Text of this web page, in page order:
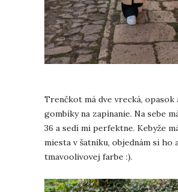
Trenčkot má dve vrecká, opasok
gombíky na zapínanie. Na sebe
36 a sedí mi perfektne. Kebyže
miesta v šatníku, objednám si ho
tmavoolivovej farbe :).